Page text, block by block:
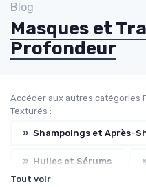
Blog
Masques et
Profondeur
Accéder aux autres catégories
Texturés :
» Shampoings et Après-
» Huiles et Sérums
Tout voir